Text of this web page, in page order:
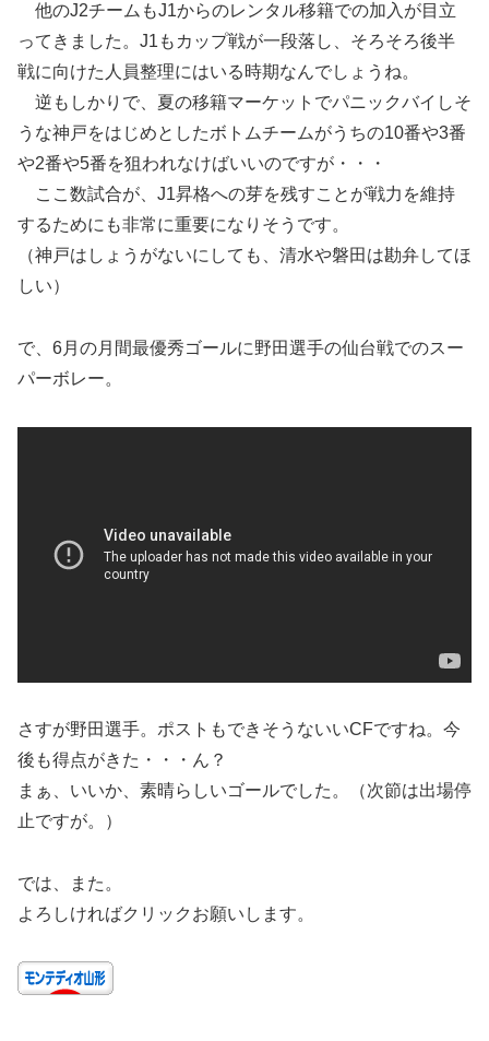
他のJ2チームもJ1からのレンタル移籍での加入が目立
ってきました。J1もカップ戦が一段落し、そろそろ後半
戦に向けた人員整理にはいる時期なんでしょうね。
逆もしかりで、夏の移籍マーケットでパニックバイしそ
うな神戸をはじめとしたボトムチームがうちの10番や3番
や2番や5番を狙われなけばいいのですが・・・
ここ数試合が、J1昇格への芽を残すことが戦力を維持
するためにも非常に重要になりそうです。
（神戸はしょうがないにしても、清水や磐田は勘弁してほ
しい）
で、6月の月間最優秀ゴールに野田選手の仙台戦でのスー
パーボレー。
さすが野田選手。ポストもできそうないいCFですね。今
後も得点がきた・・・ん？
まぁ、いいか、素晴らしいゴールでした。（次節は出場停
止ですが。）
では、また。
よろしければクリックお願いします。